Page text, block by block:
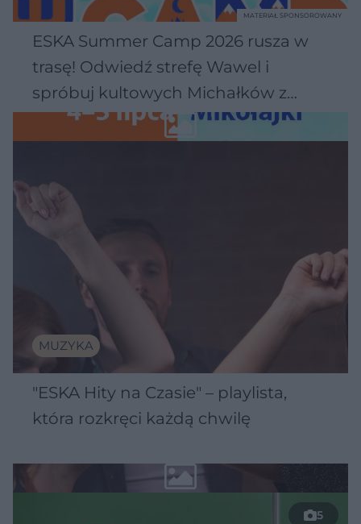
ESKA Summer Camp 2026 rusza w
trasę! Odwiedź strefę Wawel i
spróbuj kultowych Michałków z
Wawelu
MATERIAŁ SPONSOROWANY
MUZYKA
"ESKA Hity na Czasie" – playlista,
która rozkręci każdą chwilę
5